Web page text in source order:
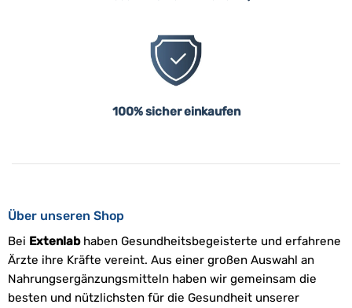
100% sicher einkaufen
Über unseren Shop
Bei Extenlabhaben Gesundheitsbegeisterte und erfahrene
Ärzte ihre Kräfte vereint. Aus einer großen Auswahl an
Nahrungsergänzungsmitteln haben wir gemeinsam die
besten und nützlichsten für die Gesundheit unserer